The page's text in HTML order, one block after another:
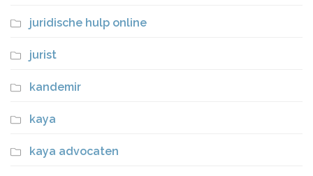
juridische hulp online
jurist
kandemir
kaya
kaya advocaten